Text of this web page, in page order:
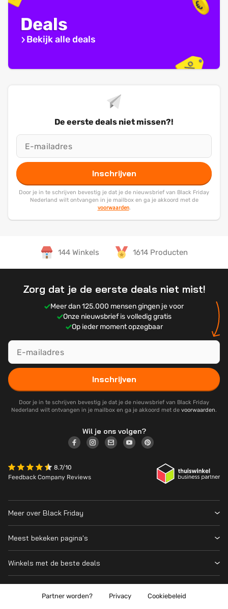
Deals
Bekijk alle deals
De eerste deals niet missen?!
Inschrijven
Door je in te schrijven bevestig je dat je de nieuwsbrief van Black Friday
Nederland wilt ontvangen in je mailbox en ga je akkoord met de
voorwaarden.
144 Winkels 1614 Producten
Zorg dat je de eerste deals niet mist!
Meer dan 125.000 mensen gingen je voor
Onze nieuwsbrief is volledig gratis
Op ieder moment opzegbaar
Inschrijven
Door je in te schrijven bevestig je dat je de nieuwsbrief van Black Friday
Nederland wilt ontvangen in je mailbox en ga je akkoord met de voorwaarden.
Wil je ons volgen?
8.7/10
Feedback Company Reviews
Meer over Black Friday
Wanneer is Black Friday?
Cyber Monday 2026
Over ons
Meest bekeken pagina's
Prijsvergelijker
Winkels met de beste deals
Partner worden? Privacy Cookiebeleid